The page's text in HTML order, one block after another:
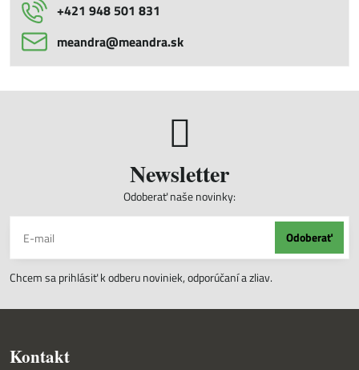
+421 948 501 831
meandra​@meandra​.sk
Newsletter
Odoberať naše novinky:
Odoberať
Chcem sa prihlásiť k odberu noviniek, odporúčaní a zliav.
Kontakt